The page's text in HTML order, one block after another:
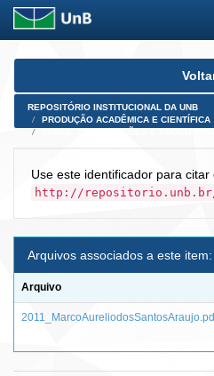
Skip
REPOSITÓRIO INSTITUCIONAL DA UNB
PRODUÇÃO ACADÊMICA E CIENTÍFICA
Use este identificador para
http://repositorio.unb.br/
Arquivos associados a este item:
Arquivo